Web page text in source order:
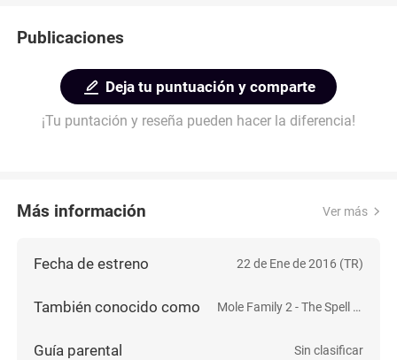
Publicaciones
Deja tu puntuación y comparte
¡Tu puntación y reseña pueden hacer la diferencia!
Más información Ver más
Fecha de estreno 22 de Ene de 2016 (TR)
También conocido como Mole Family 2 - The Spell of the Shadow
Guía parental Sin clasificar